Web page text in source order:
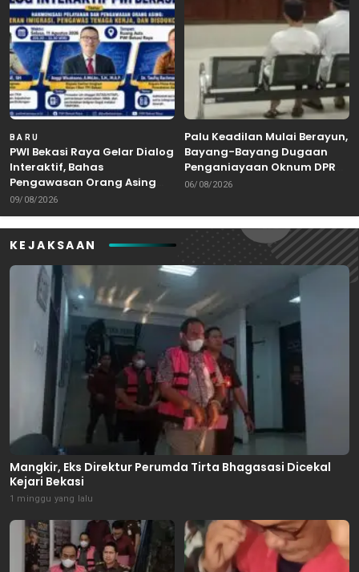
BARU
PWI Bekasi Raya Gelar Dialog
Interaktif, Bahas
Pengawasan Orang Asing
dan Tenaga Kerja
09/08/2026
Palu Keadilan Mulai Berayun,
Bayang-Bayang Dugaan
Penganiayaan Oknum DPRD
Bekasi Masuk Meja Hijau
06/08/2026
KEJAKSAAN
Mangkir, Eks Direktur Perumda Tirta Bhagasasi Dicekal
Kejari Bekasi
1 minggu yang lalu